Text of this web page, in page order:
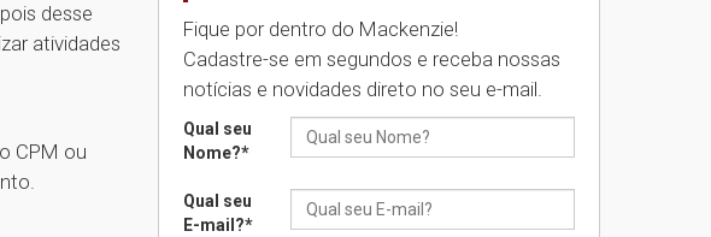
desse
atividades
CPM ou
brasileira
05.08.2026
Universidade Mackenzie
realizará nova edição da
05.08.2026
Fique por dentro do Mackenzie!
Cadastre-se em segundos e receba nossas
notícias e novidades direto no seu e-mail.
Qual seu
Nome?*
Qual seu
E-mail?*